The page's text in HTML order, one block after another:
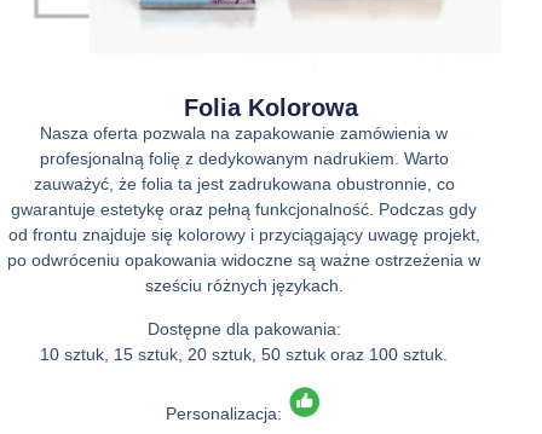
Folia Kolorowa
Nasza oferta pozwala na zapakowanie zamówienia w
profesjonalną folię z dedykowanym nadrukiem. Warto
zauważyć, że folia ta jest zadrukowana obustronnie, co
gwarantuje estetykę oraz pełną funkcjonalność. Podczas gdy
od frontu znajduje się kolorowy i przyciągający uwagę projekt,
po odwróceniu opakowania widoczne są ważne ostrzeżenia w
sześciu różnych językach.
Dostępne dla pakowania:
10 sztuk, 15 sztuk, 20 sztuk, 50 sztuk oraz 100 sztuk.
Personalizacja: